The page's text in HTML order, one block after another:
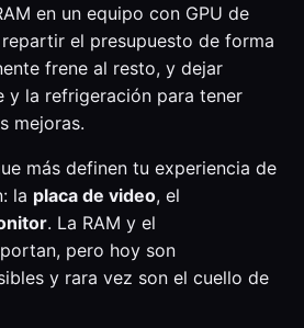
en un equipo con GPU de
el presupuesto de forma
frene al resto, y dejar
y la refrigeración para tener
mejoras.
más definen tu experiencia de
la placa de video, el
. La RAM y el
pero hoy son
y rara vez son el cuello de